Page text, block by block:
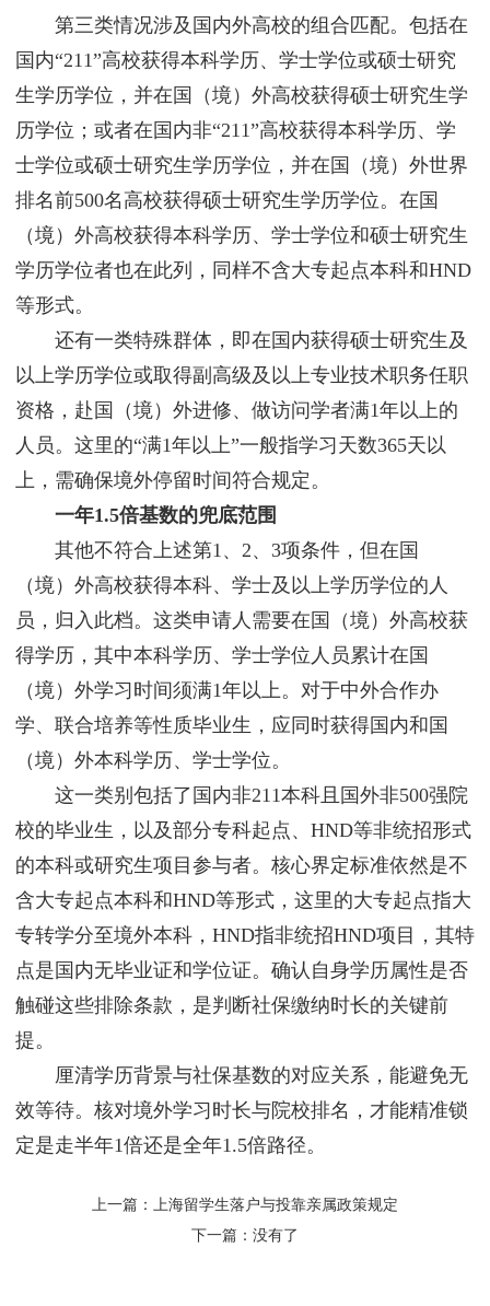
第三类情况涉及国内外高校的组合匹配。包括在
国内“211”高校获得本科学历、学士学位或硕士研究
生学历学位，并在国（境）外高校获得硕士研究生学
历学位；或者在国内非“211”高校获得本科学历、学
士学位或硕士研究生学历学位，并在国（境）外世界
排名前500名高校获得硕士研究生学历学位。在国
（境）外高校获得本科学历、学士学位和硕士研究生
学历学位者也在此列，同样不含大专起点本科和HND
等形式。
还有一类特殊群体，即在国内获得硕士研究生及
以上学历学位或取得副高级及以上专业技术职务任职
资格，赴国（境）外进修、做访问学者满1年以上的
人员。这里的“满1年以上”一般指学习天数365天以
上，需确保境外停留时间符合规定。
一年1.5倍基数的兜底范围
其他不符合上述第1、2、3项条件，但在国
（境）外高校获得本科、学士及以上学历学位的人
员，归入此档。这类申请人需要在国（境）外高校获
得学历，其中本科学历、学士学位人员累计在国
（境）外学习时间须满1年以上。对于中外合作办
学、联合培养等性质毕业生，应同时获得国内和国
（境）外本科学历、学士学位。
这一类别包括了国内非211本科且国外非500强院
校的毕业生，以及部分专科起点、HND等非统招形式
的本科或研究生项目参与者。核心界定标准依然是不
含大专起点本科和HND等形式，这里的大专起点指大
专转学分至境外本科，HND指非统招HND项目，其特
点是国内无毕业证和学位证。确认自身学历属性是否
触碰这些排除条款，是判断社保缴纳时长的关键前
提。
厘清学历背景与社保基数的对应关系，能避免无
效等待。核对境外学习时长与院校排名，才能精准锁
定是走半年1倍还是全年1.5倍路径。
上一篇：
上海留学生落户与投靠亲属政策规定
下一篇：没有了